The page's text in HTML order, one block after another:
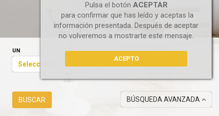
Pulsa el botón ACEPTAR
para confirmar que has leído y aceptas la
información presentada. Después de aceptar
no volveremos a mostrarte este mensaje.
ACEPTO
UN
Seleccione...
BUSCAR BÚSQUEDA AVANZADA